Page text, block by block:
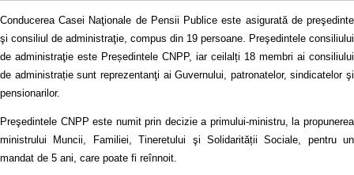
Conducerea Casei Naţionale de Pensii Publice este asigurată de preşedinte
şi consiliul de administraţie, compus din 19 persoane. Preşedintele consiliului
de administraţie este Președintele CNPP, iar ceilalți 18 membri ai consiliului
de administrație sunt reprezentanţi ai Guvernului, patronatelor, sindicatelor şi
pensionarilor.
Preşedintele CNPP este numit prin decizie a primului-ministru, la propunerea
ministrului Muncii, Familiei, Tineretului şi Solidarității Sociale, pentru un
mandat de 5 ani, care poate fi reînnoit.